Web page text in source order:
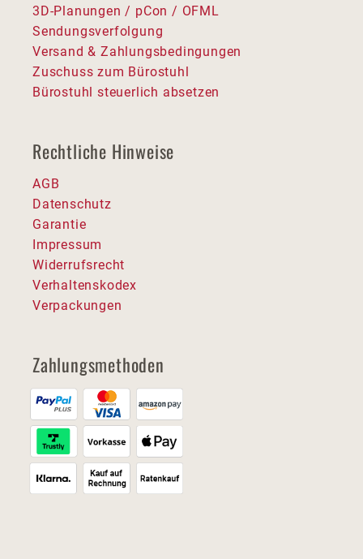
3D-Planungen / pCon / OFML
Sendungsverfolgung
Versand & Zahlungsbedingungen
Zuschuss zum Bürostuhl
Bürostuhl steuerlich absetzen
Rechtliche Hinweise
AGB
Datenschutz
Garantie
Impressum
Widerrufsrecht
Verhaltenskodex
Verpackungen
Zahlungsmethoden